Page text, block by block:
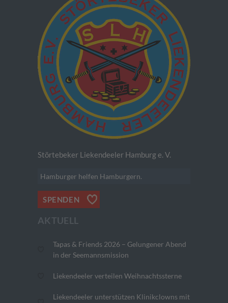
Störtebeker Liekendeeler Hamburg e. V.
Hamburger helfen Hamburgern.
SPENDEN
AKTUELL
Tapas & Friends 2026 – Gelungener Abend
in der Seemannsmission
Liekendeeler verteilen Weihnachtssterne
Liekendeeler unterstützen Klinikclowns mit